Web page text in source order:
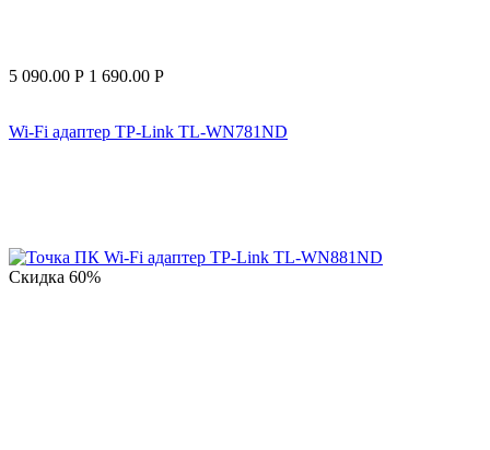
5 090.00 Р 1 690.00 Р
Wi-Fi адаптер TP-Link TL-WN781ND
Скидка 60%